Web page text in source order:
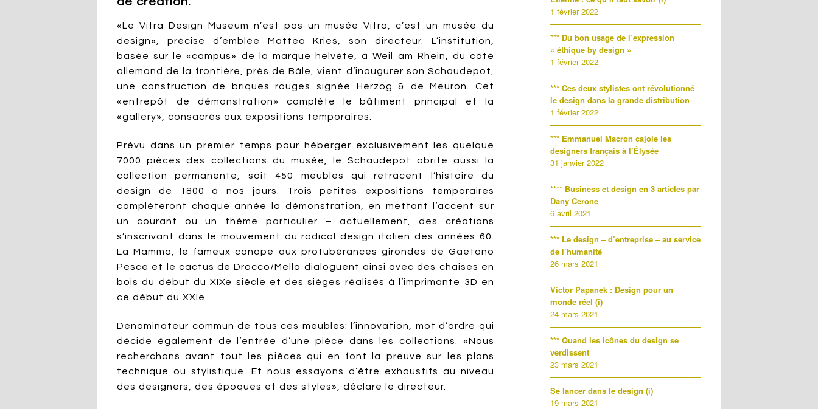
«Le Vitra Design Museum n’est pas un musée Vitra, c’est un musée du
design», précise d’emblée Matteo Kries, son directeur. L’institution,
basée sur le «campus» de la marque helvète, à Weil am Rhein, du côté
allemand de la frontière, près de Bâle, vient d’inaugurer son Schaudepot,
une construction de briques rouges signée Herzog & de Meuron. Cet
«entrepôt de démonstration» complète le bâtiment principal et la
«gallery», consacrés aux expositions temporaires.
Prévu dans un premier temps pour héberger exclusivement les quelque
7000 pièces des collections du musée, le Schaudepot abrite aussi la
collection permanente, soit 450 meubles qui retracent l’histoire du
design de 1800 à nos jours. Trois petites expositions temporaires
complèteront chaque année la démonstration, en mettant l’accent sur
un courant ou un thème particulier – actuellement, des créations
s’inscrivant dans le mouvement du radical design italien des années 60.
La Mamma, le fameux canapé aux protubérances girondes de Gaetano
Pesce et le cactus de Drocco/Mello dialoguent ainsi avec des chaises en
bois du début du XIXe siècle et des sièges réalisés à l’imprimante 3D en
ce début du XXIe.
Dénominateur commun de tous ces meubles: l’innovation, mot d’ordre qui
décide également de l’entrée d’une pièce dans les collections. «Nous
recherchons avant tout les pièces qui en font la preuve sur les plans
technique ou stylistique. Et nous essayons d’être exhaustifs au niveau
des designers, des époques et des styles», déclare le directeur.
1 février 2022
*** Du bon usage de l’expression
« éthique by design »
1 février 2022
*** Ces deux stylistes ont révolutionné
le design dans la grande distribution
1 février 2022
*** Emmanuel Macron cajole les
designers français à l’Élysée
31 janvier 2022
**** Business et design en 3 articles par
Dany Cerone
6 avril 2021
*** Le design – d’entreprise – au service
de l’humanité
26 mars 2021
Victor Papanek : Design pour un
monde réel (i)
24 mars 2021
*** Quand les icônes du design se
verdissent
23 mars 2021
Se lancer dans le design (i)
19 mars 2021